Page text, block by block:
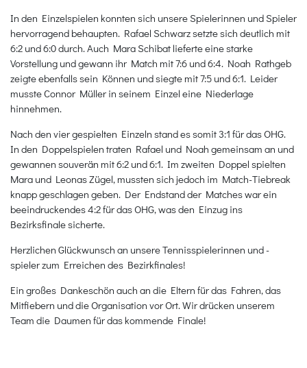
In den Einzelspielen konnten sich unsere Spielerinnen und Spieler
hervorragend behaupten. Rafael Schwarz setzte sich deutlich mit
6:2 und 6:0 durch. Auch Mara Schibat lieferte eine starke
Vorstellung und gewann ihr Match mit 7:6 und 6:4. Noah Rathgeb
zeigte ebenfalls sein Können und siegte mit 7:5 und 6:1. Leider
musste Connor Müller in seinem Einzel eine Niederlage
hinnehmen.
Nach den vier gespielten Einzeln stand es somit 3:1 für das OHG.
In den Doppelspielen traten Rafael und Noah gemeinsam an und
gewannen souverän mit 6:2 und 6:1. Im zweiten Doppel spielten
Mara und Leonas Zügel, mussten sich jedoch im Match-Tiebreak
knapp geschlagen geben. Der Endstand der Matches war ein
beeindruckendes 4:2 für das OHG, was den Einzug ins
Bezirksfinale sicherte.
Herzlichen Glückwunsch an unsere Tennisspielerinnen und -
spieler zum Erreichen des Bezirkfinales!
Ein großes Dankeschön auch an die Eltern für das Fahren, das
Mitfiebern und die Organisation vor Ort. Wir drücken unserem
Team die Daumen für das kommende Finale!